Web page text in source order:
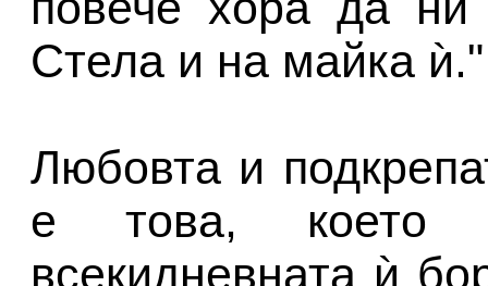
Стела и на майка ѝ."
Любовта и
е това, което
всекидневната ѝ